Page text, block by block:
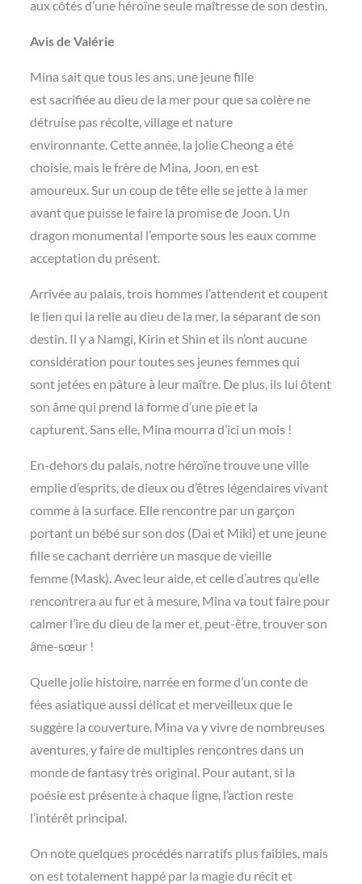
aux côtés d’une héroïne seule maîtresse de son destin.
Avis de Valérie
Mina sait que tous les ans, une jeune fille
est sacrifiée au dieu de la mer pour que sa colère ne
détruise pas récolte, village et nature
environnante. Cette année, la jolie Cheong a été
choisie, mais le frère de Mina, Joon, en est
amoureux. Sur un coup de tête elle se jette à la mer
avant que puisse le faire la promise de Joon. Un
dragon monumental l’emporte sous les eaux comme
acceptation du présent.
Arrivée au palais, trois hommes l’attendent et coupent
le lien qui la relie au dieu de la mer, la séparant de son
destin. Il y a Namgi, Kirin et Shin et ils n’ont aucune
considération pour toutes ses jeunes femmes qui
sont jetées en pâture à leur maître. De plus, ils lui ôtent
son âme qui prend la forme d’une pie et la
capturent. Sans elle, Mina mourra d’ici un mois !
En-dehors du palais, notre héroïne trouve une ville
emplie d’esprits, de dieux ou d’êtres légendaires vivant
comme à la surface. Elle rencontre par un garçon
portant un bébé sur son dos (Dai et Miki) et une jeune
fille se cachant derrière un masque de vieille
femme (Mask). Avec leur aide, et celle d’autres qu’elle
rencontrera au fur et à mesure, Mina va tout faire pour
calmer l’ire du dieu de la mer et, peut-être, trouver son
âme-sœur !
Quelle jolie histoire, narrée en forme d’un conte de
fées asiatique aussi délicat et merveilleux que le
suggère la couverture. Mina va y vivre de nombreuses
aventures, y faire de multiples rencontres dans un
monde de fantasy très original. Pour autant, si la
poésie est présente à chaque ligne, l’action reste
l’intérêt principal.
On note quelques procédés narratifs plus faibles, mais
on est totalement happé par la magie du récit et